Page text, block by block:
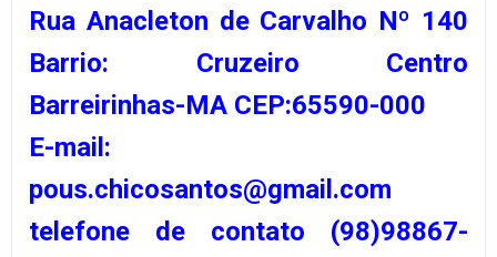
Rua Anacleton de Carvalho Nº 140
Barrio: Cruzeiro Centro
Barreirinhas-MA CEP:65590-000
E-mail:
pous.chicosantos@gmail.com
telefone de contato (98)98867-